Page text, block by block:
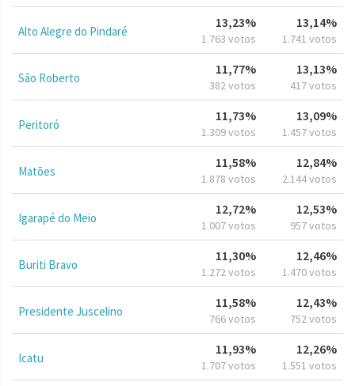
Alto Alegre do Pindaré
13,23%
1.763 votos
13,14%
1.741 votos
São Roberto
11,77%
382 votos
13,13%
417 votos
Peritoró
11,73%
1.309 votos
13,09%
1.457 votos
Matões
11,58%
1.878 votos
12,84%
2.144 votos
Igarapé do Meio
12,72%
1.007 votos
12,53%
957 votos
Buriti Bravo
11,30%
1.272 votos
12,46%
1.470 votos
Presidente Juscelino
11,58%
766 votos
12,43%
752 votos
Icatu
11,93%
1.707 votos
12,26%
1.551 votos